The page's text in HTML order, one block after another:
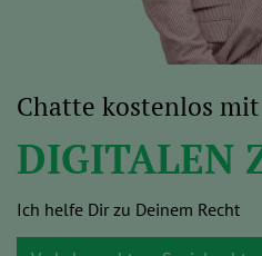
Chatte kostenlos
DIGITALEN
Ich helfe Dir zu Deinem Recht